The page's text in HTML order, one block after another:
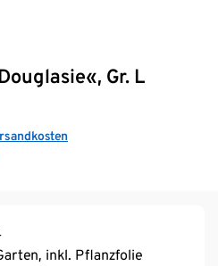
Gr. L
inkl. Pflanzfolie